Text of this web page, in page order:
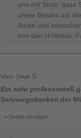
uns mit Stolz, dass
unser Bestes um
Ihnen und
von den H-Hotels,
Von: Uwe S.
Ein sehr professionell
Servicegedanken der
Details anzeigen